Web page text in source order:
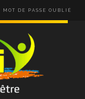
MOT DE PASSE OUBLIÉ